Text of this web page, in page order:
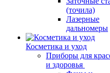
(точила)
Лазерные
дальномеры
Косметика и уход
Приборы для
и здоровья